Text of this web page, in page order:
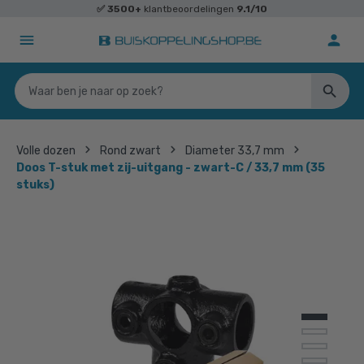
✅ 3500+ klantbeoordelingen 9.1/10
Volle dozen Rond zwart
Diameter 33,7 mm
Doos T-stuk met zij-uitgang - zwart-C / 33,7 mm (35
stuks)